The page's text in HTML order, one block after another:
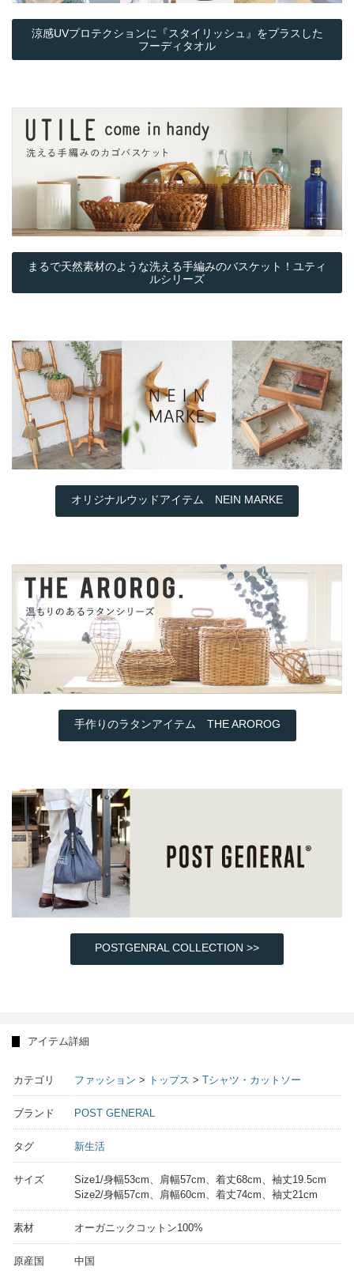
涼感UVプロテクションに『スタイリッシュ』をプラスした
フーディタオル
まるで天然素材のような洗える手編みのバスケット！ユティ
ルシリーズ
オリジナルウッドアイテム NEIN MARKE
手作りのラタンアイテム THE AROROG
POSTGENRAL COLLECTION >>
アイテム詳細
カテゴリ ファッション > トップス > Tシャツ・カットソー
ブランド POST GENERAL
タグ 新生活
サイズ
Size1/身幅53cm、肩幅57cm、着丈68cm、袖丈19.5cm
Size2/身幅57cm、肩幅60cm、着丈74cm、袖丈21cm
素材 オーガニックコットン100%
原産国 中国